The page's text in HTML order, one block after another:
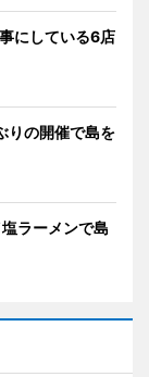
にしている6店
りの開催で島を
ラーメンで島